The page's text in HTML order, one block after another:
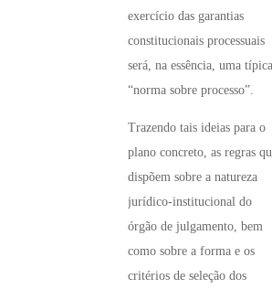
exercício das garantias
constitucionais processuais
será, na essência, uma típica
“norma sobre processo”.
Trazendo tais ideias para o
plano concreto, as regras
dispõem sobre a natureza
jurídico-institucional do
órgão de julgamento, bem
como sobre a forma e os
critérios de seleção dos